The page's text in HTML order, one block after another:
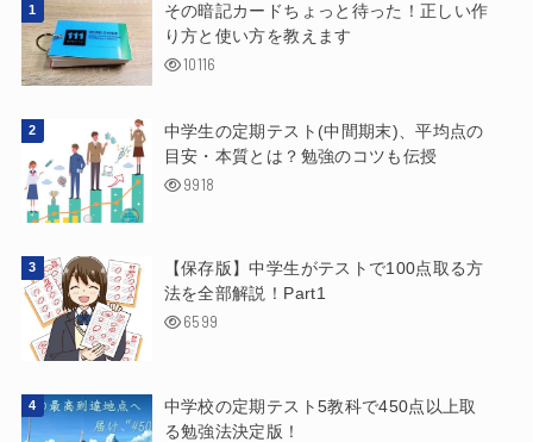
その暗記カードちょっと待った！正しい作
り方と使い方を教えます
10116
中学生の定期テスト(中間期末)、平均点の
目安・本質とは？勉強のコツも伝授
9918
【保存版】中学生がテストで100点取る方
法を全部解説！Part1
6599
中学校の定期テスト5教科で450点以上取
る勉強法決定版！